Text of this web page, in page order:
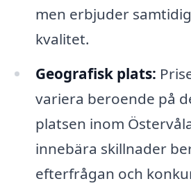
men erbjuder
kvalitet.
Geografisk plats:
variera beroende på
platsen inom
innebära skillnader
efterfrågan och